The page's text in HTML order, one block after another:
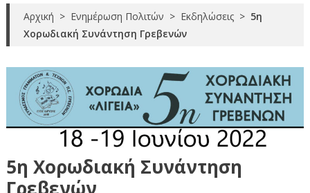
Αρχική > Ενημέρωση Πολιτών > Εκδηλώσεις > 5η
Χορωδιακή Συνάντηση Γρεβενών
5η Χορωδιακή Συνάντηση